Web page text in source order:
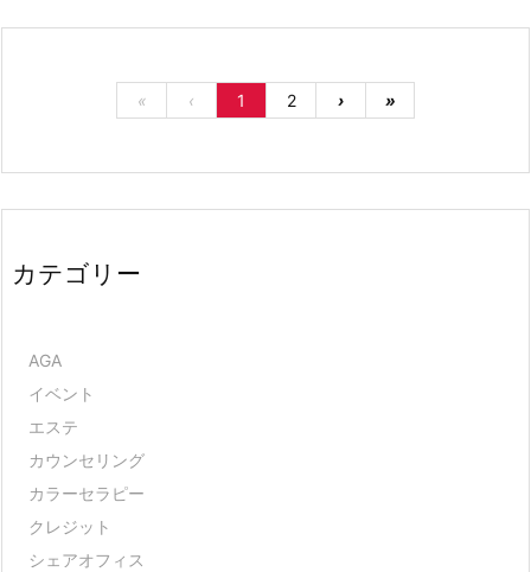
« ‹ 1 2 › »
カテゴリー
AGA
イベント
エステ
カウンセリング
カラーセラピー
クレジット
シェアオフィス